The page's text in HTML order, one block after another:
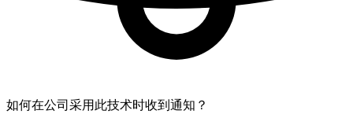
如何在公司采用此技术时收到通知？